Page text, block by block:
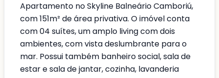
Apartamento no Skyline Balneário Camboriú,
com 151m² de área privativa. O imóvel conta
com 04 suítes, um amplo living com dois
ambientes, com vista deslumbrante para o
mar. Possui também banheiro social, sala de
estar e sala de jantar, cozinha, lavanderia